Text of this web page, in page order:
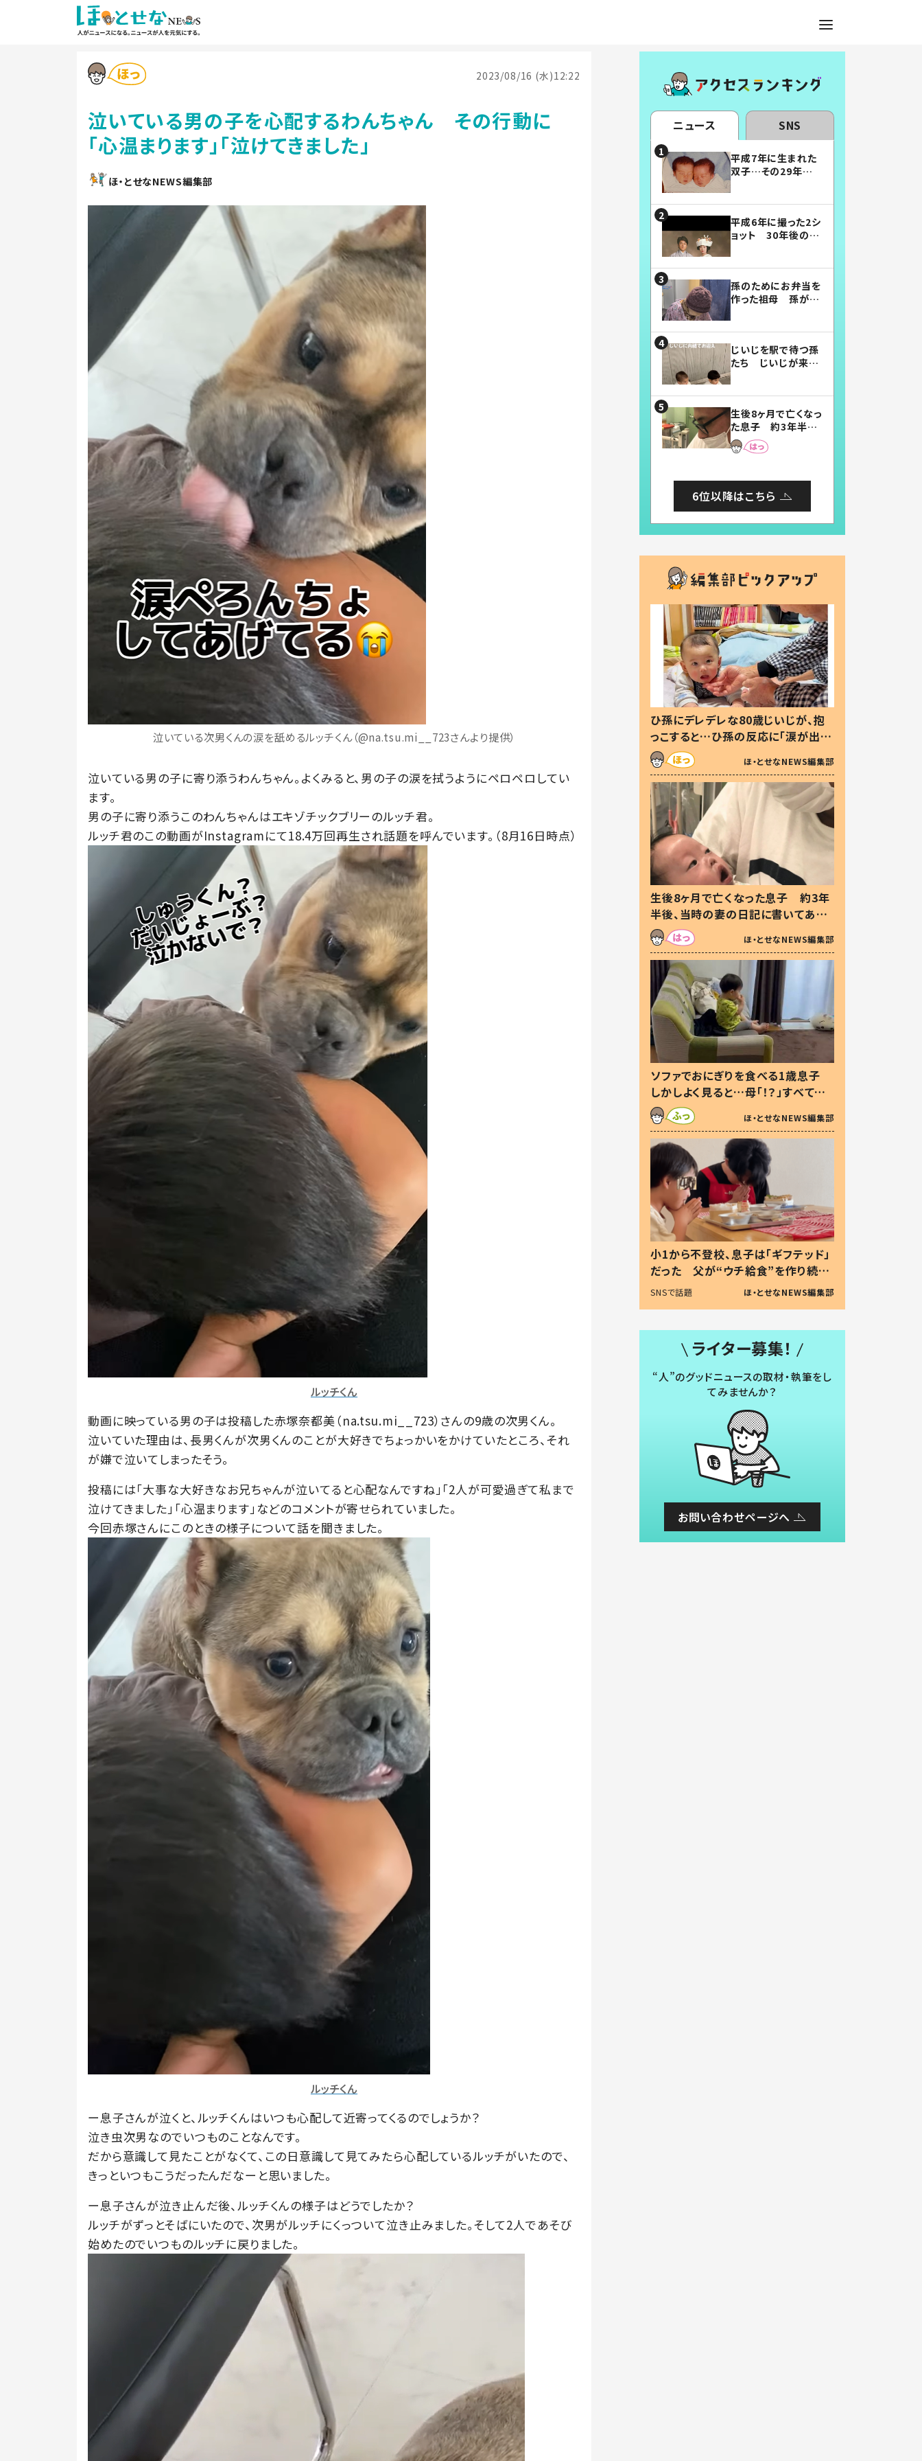
2023/08/16 (水)12:22
泣いている男の子を心配するわんちゃん その行動に
「心温まります」「泣けてきました」
ほ・とせなNEWS編集部
泣いている次男くんの涙を舐めるルッチくん（@na.tsu.mi__723さんより提供）
泣いている男の子に寄り添うわんちゃん。よくみると、男の子の涙を拭うようにペロペロしてい
ます。
男の子に寄り添うこのわんちゃんはエキゾチックブリーのルッチ君。
ルッチ君のこの動画がInstagramにて18.4万回再生され話題を呼んでいます。（8月16日時点）
ルッチくん
動画に映っている男の子は投稿した赤塚奈都美（na.tsu.mi__723）さんの9歳の次男くん。
泣いていた理由は、長男くんが次男くんのことが大好きでちょっかいをかけていたところ、それ
が嫌で泣いてしまったそう。
投稿には「大事な大好きなお兄ちゃんが泣いてると心配なんですね」「2人が可愛過ぎて私まで
泣けてきました」「心温まります」などのコメントが寄せられていました。
今回赤塚さんにこのときの様子について話を聞きました。
ルッチくん
ー息子さんが泣くと、ルッチくんはいつも心配して近寄ってくるのでしょうか？
泣き虫次男なのでいつものことなんです。
だから意識して見たことがなくて、この日意識して見てみたら心配しているルッチがいたので、
きっといつもこうだったんだなーと思いました。
ー息子さんが泣き止んだ後、ルッチくんの様子はどうでしたか？
ルッチがずっとそばにいたので、次男がルッチにくっついて泣き止みました。そして2人であそび
始めたのでいつものルッチに戻りました。
ニュース SNS
平成7年に生まれた
双子…その29年後
平成6年に撮った2シ
ョット 30年後の姿
孫のためにお弁当を
作った祖母 孫が絶
じいじを駅で待つ孫
たち じいじが来た
まらない」「幸せにな
れる」
生後8ヶ月で亡くなっ
た息子 約3年半
後、当時の妻の日記
に書いてあった本音
6位以降はこちら
ひ孫にデレデレな80歳じいじが、抱
っこすると…ひ孫の反応に「涙が出ま
した」「可愛くて仕方ない」
ほ・とせなNEWS編集部
生後8ヶ月で亡くなった息子 約3年
半後、当時の妻の日記に書いてあっ
た本音とは
ほ・とせなNEWS編集部
ソファでおにぎりを食べる1歳息子
しかしよく見ると…母「！？」すべてを
察した母の投稿に「可愛いから許
す！」「現行犯〜」
ほ・とせなNEWS編集部
小1から不登校、息子は「ギフテッド」
だった 父が“ウチ給食”を作り続け
る理由とは #令和の親 #令和の子
SNSで話題 ほ・とせなNEWS編集部
ライター募集！
“人”のグッドニュースの取材・執筆をし
てみませんか？
お問い合わせページへ